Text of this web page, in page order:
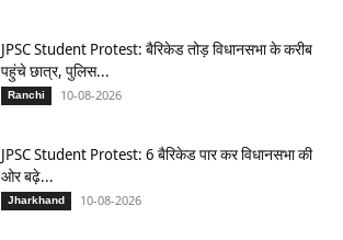
JPSC Student Protest: बैरिकेड तोड़ विधानसभा के करीब
पहुंचे छात्र, पुलिस...
Ranchi 10-08-2026
JPSC Student Protest: 6 बैरिकेड पार कर विधानसभा की
ओर बढ़े...
Jharkhand 10-08-2026